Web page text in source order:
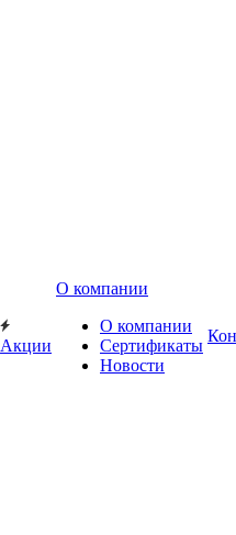
Акции
О компании
О компании
Сертификаты
Новости